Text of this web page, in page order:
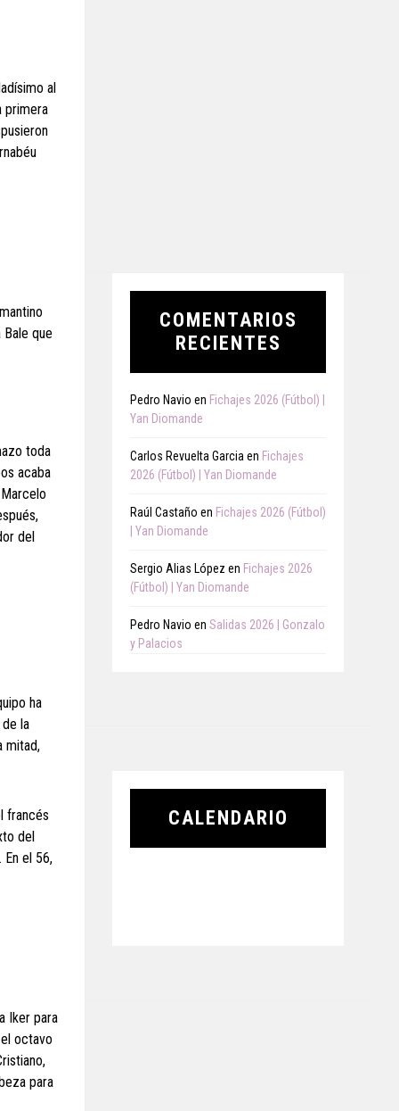
al
primera
que
toda
acaba
del
ha
la
mitad,
francés
del
En el 56,
Iker para
octavo
para
COMENTARIOS
RECIENTES
Pedro Navio en Fichajes 2026 (Fútbol) |
Yan Diomande
Carlos Revuelta Garcia en Fichajes
2026 (Fútbol) | Yan Diomande
Raúl Castaño en Fichajes 2026 (Fútbol)
| Yan Diomande
Sergio Alias López en Fichajes 2026
(Fútbol) | Yan Diomande
Pedro Navio en Salidas 2026 | Gonzalo
y Palacios
CALENDARIO